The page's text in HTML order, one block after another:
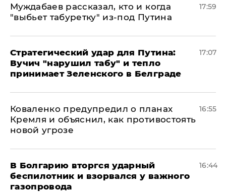
Муждабаев рассказал, кто и когда
"выбьет табуретку" из-под Путина
17:59
Стратегический удар для Путина:
Вучич "нарушил табу" и тепло
принимает Зеленского в Белграде
17:07
Коваленко предупредил о планах
Кремля и объяснил, как противостоять
новой угрозе
16:55
В Болгарию вторгся ударный
беспилотник и взорвался у важного
газопровода
16:44